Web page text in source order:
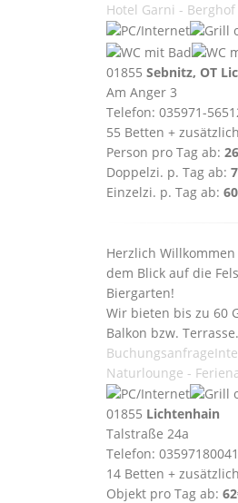
Hotel Garni -
01855 Sebnitz, OT
Am Anger 3
Telefon: 035971-
55 Betten +
Person pro Tag ab:
Doppelzi. p. Tag ab:
Einzelzi. p. Tag ab:
Herzlich
dem Blick auf die
Biergarten!
Wir bieten bis zu 60
Balkon bzw. Terrasse.
Buchungsanfrage
Naturlounge -
01855 Lichtenhain
Talstraße 24a
Telefon: 03597180041
14 Betten +
Objekt pro Tag ab: